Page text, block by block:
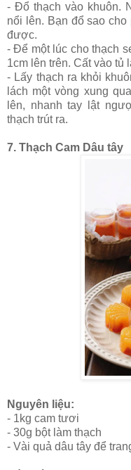
- Đổ thạch vào khuôn.
nổi lên. Bạn đổ sao
được.
- Để một lúc cho thạch
1cm lên trên. Cất vào tủ
- Lấy thạch ra khỏi
lách một vòng xung
lên, nhanh tay lật
thạch trút ra.
7. Thạch Cam Dâu tây
Nguyên liệu:
- 1kg cam tươi
- 30g bột làm thạch
- Vài quả dâu tây để